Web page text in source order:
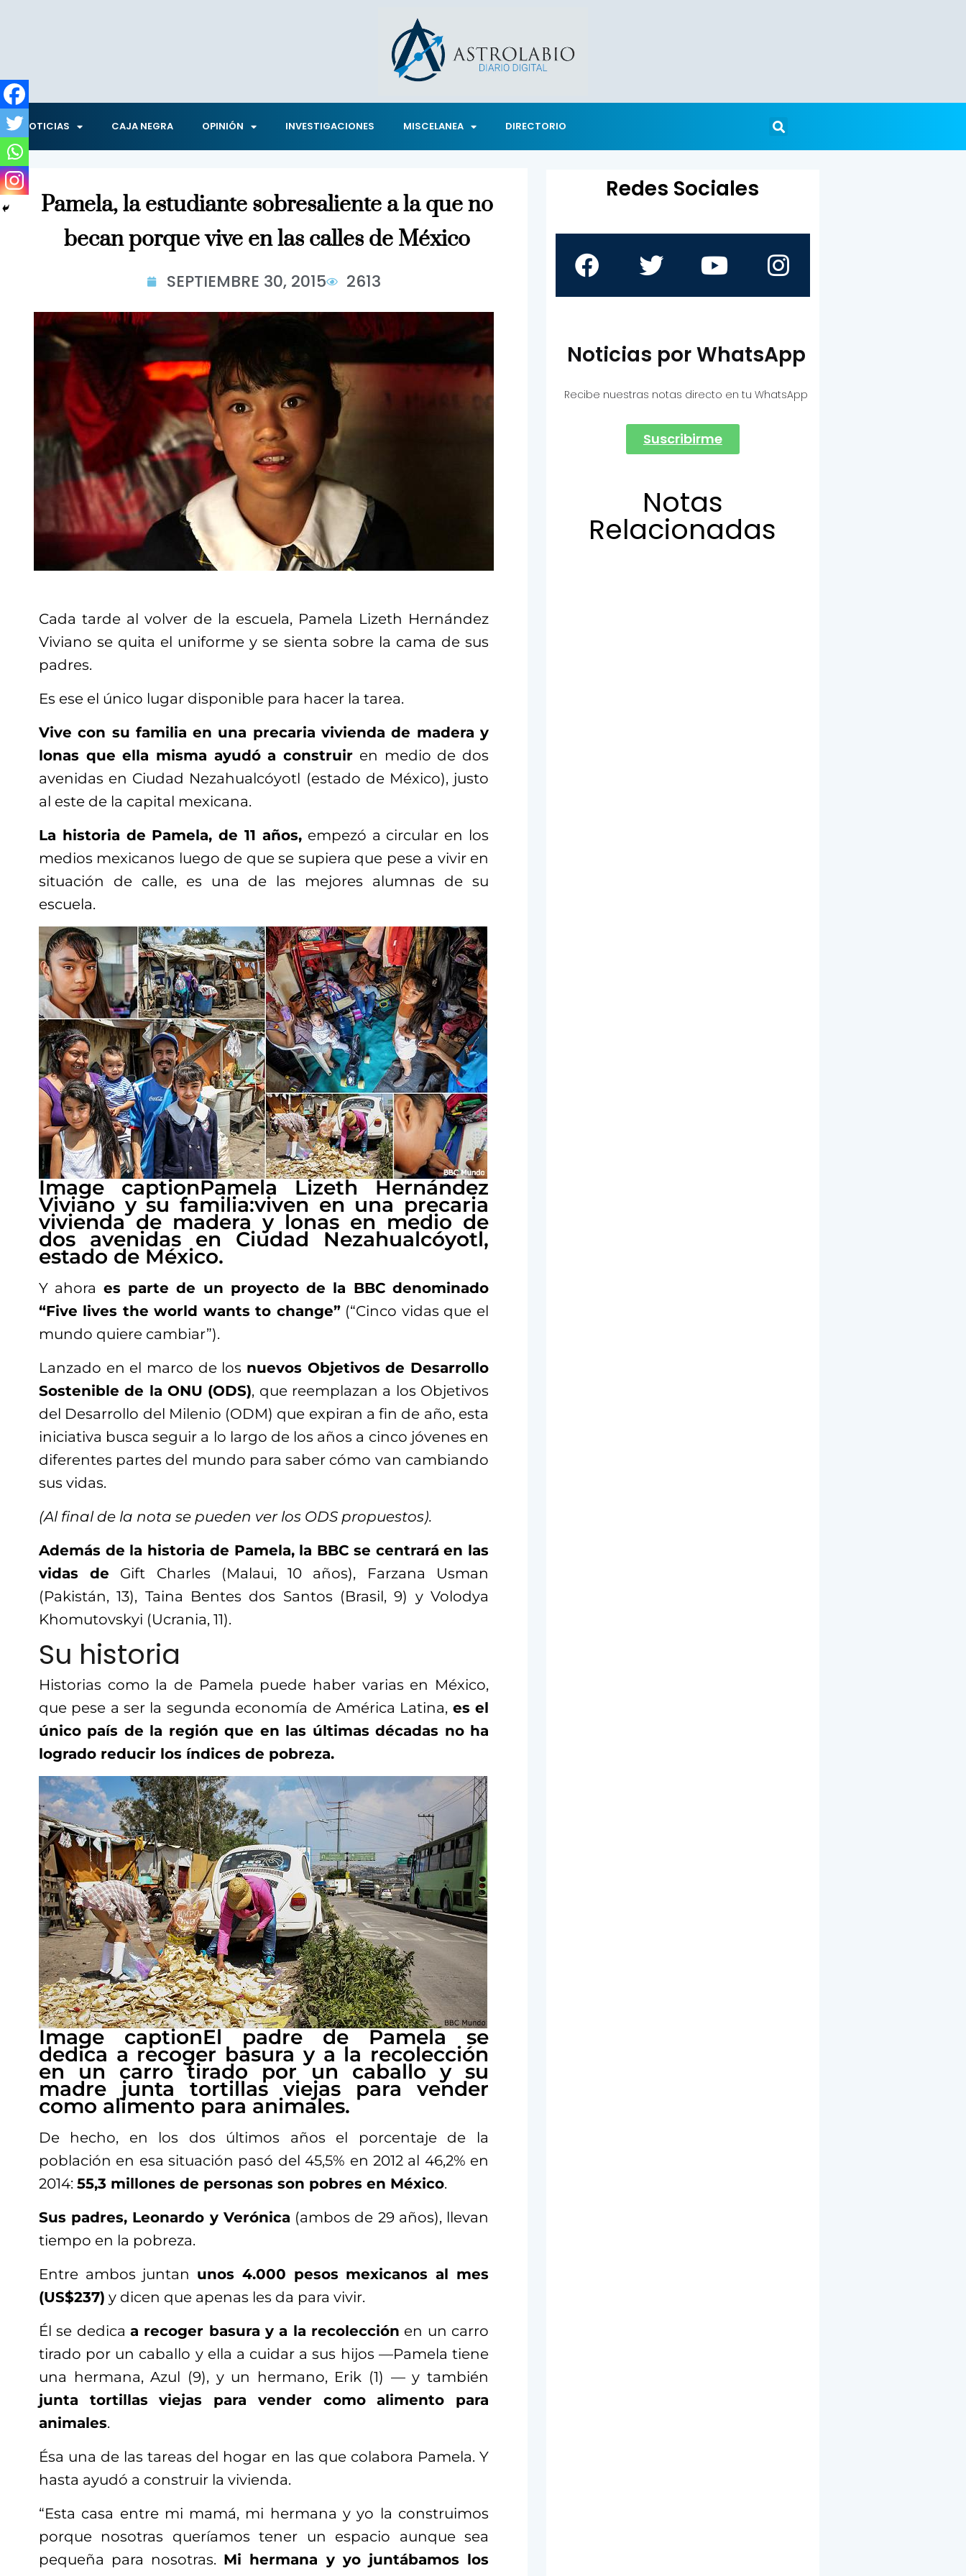
NOTICIAS CAJA NEGRA OPINIÓN INVESTIGACIONES MISCELANEA DIRECTORIO
Pamela, la estudiante sobresaliente a la que no
becan porque vive en las calles de México
SEPTIEMBRE 30, 2015 2613
Cada tarde al volver de la escuela, Pamela Lizeth Hernández
Viviano se quita el uniforme y se sienta sobre la cama de sus
padres.
Es ese el único lugar disponible para hacer la tarea.
Vive con su familia en una precaria vivienda de madera y
lonas que ella misma ayudó a construir en medio de dos
avenidas en Ciudad Nezahualcóyotl (estado de México), justo
al este de la capital mexicana.
La historia de Pamela, de 11 años,empezó a circular en los
medios mexicanos luego de que se supiera que pese a vivir en
situación de calle, es una de las mejores alumnas de su
escuela.
Image captionPamela Lizeth Hernández
Viviano y su familia:viven en una precaria
vivienda de madera y lonas en medio de
dos avenidas en Ciudad Nezahualcóyotl,
estado de México.
Y ahora es parte de un proyecto de la BBC denominado
“Five lives the world wants to change” (“Cinco vidas que el
mundo quiere cambiar”).
Lanzado en el marco de los nuevos Objetivos de Desarrollo
Sostenible de la ONU (ODS), que reemplazan a los Objetivos
del Desarrollo del Milenio (ODM) que expiran a fin de año, esta
iniciativa busca seguir a lo largo de los años a cinco jóvenes en
diferentes partes del mundo para saber cómo van cambiando
sus vidas.
(Al final de la nota se pueden ver los ODS propuestos).
Además de la historia de Pamela, la BBC se centrará en las
vidas de Gift Charles (Malaui, 10 años), Farzana Usman
(Pakistán, 13), Taina Bentes dos Santos (Brasil, 9) y Volodya
Khomutovskyi (Ucrania, 11).
Su historia
Historias como la de Pamela puede haber varias en México,
que pese a ser la segunda economía de América Latina, es el
único país de la región que en las últimas décadas no ha
logrado reducir los índices de pobreza.
Image captionEl padre de Pamela se
dedica a recoger basura y a la recolección
en un carro tirado por un caballo y su
madre junta tortillas viejas para vender
como alimento para animales.
De hecho, en los dos últimos años el porcentaje de la
población en esa situación pasó del 45,5% en 2012 al 46,2% en
2014: 55,3 millones de personas son pobres en México.
Sus padres, Leonardo y Verónica (ambos de 29 años), llevan
tiempo en la pobreza.
Entre ambos juntan unos 4.000 pesos mexicanos al mes
(US$237) y dicen que apenas les da para vivir.
Él se dedica a recoger basura y a la recolección en un carro
tirado por un caballo y ella a cuidar a sus hijos —Pamela tiene
una hermana, Azul (9), y un hermano, Erik (1) — y también
junta tortillas viejas para vender como alimento para
animales.
Ésa una de las tareas del hogar en las que colabora Pamela. Y
hasta ayudó a construir la vivienda.
“Esta casa entre mi mamá, mi hermana y yo la construimos
porque nosotras queríamos tener un espacio aunque sea
pequeña para nosotras. Mi hermana y yo juntábamos los
Redes Sociales
Noticias por WhatsApp
Recibe nuestras notas directo en tu WhatsApp
Suscribirme
Notas
Relacionadas